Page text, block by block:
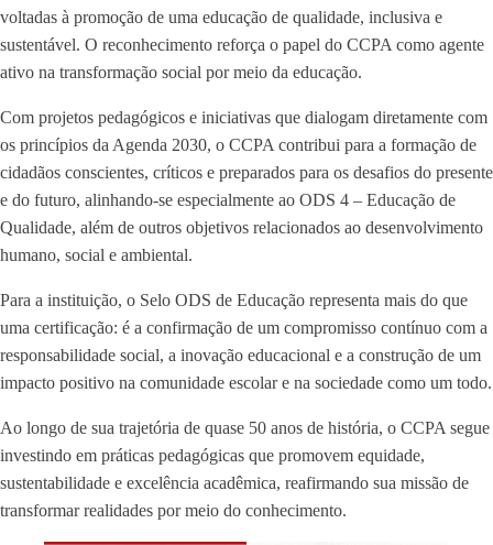
voltadas à promoção de uma educação de qualidade, inclusiva e
sustentável. O reconhecimento reforça o papel do CCPA como agente
ativo na transformação social por meio da educação.
Com projetos pedagógicos e iniciativas que dialogam diretamente com
os princípios da Agenda 2030, o CCPA contribui para a formação de
cidadãos conscientes, críticos e preparados para os desafios do presente
e do futuro, alinhando-se especialmente ao ODS 4 – Educação de
Qualidade, além de outros objetivos relacionados ao desenvolvimento
humano, social e ambiental.
Para a instituição, o Selo ODS de Educação representa mais do que
uma certificação: é a confirmação de um compromisso contínuo com a
responsabilidade social, a inovação educacional e a construção de um
impacto positivo na comunidade escolar e na sociedade como um todo.
Ao longo de sua trajetória de quase 50 anos de história, o CCPA segue
investindo em práticas pedagógicas que promovem equidade,
sustentabilidade e excelência acadêmica, reafirmando sua missão de
transformar realidades por meio do conhecimento.